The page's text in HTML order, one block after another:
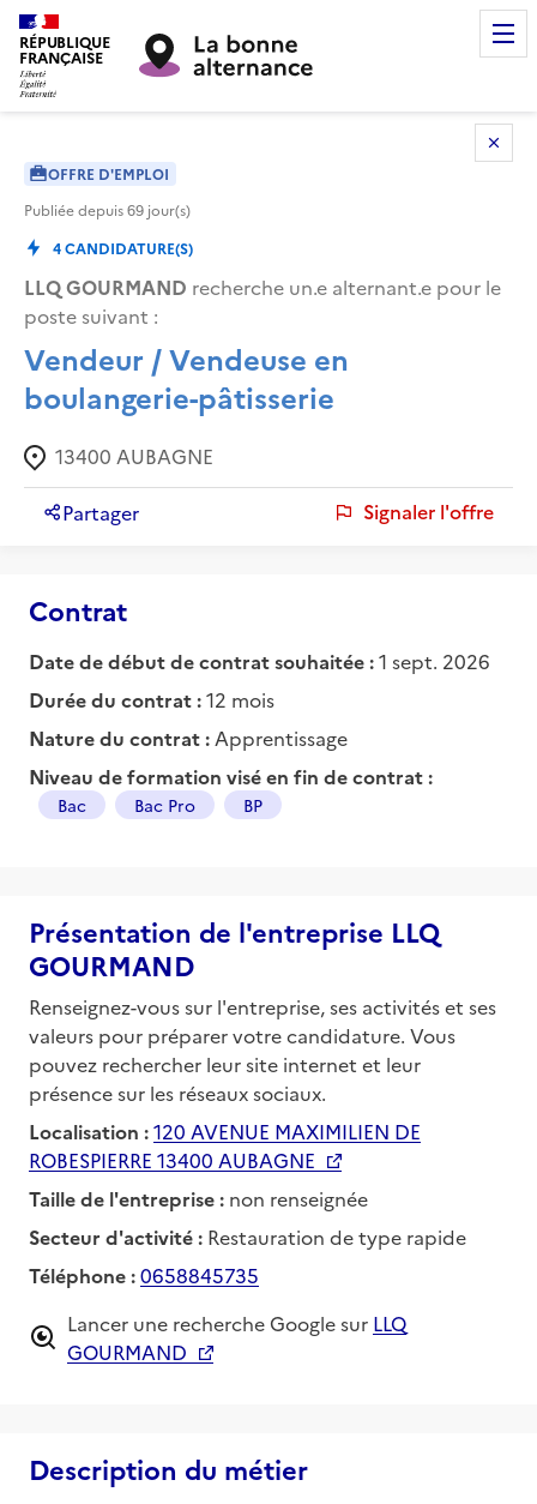
RÉPUBLIQUE
FRANÇAISE
OFFRE D'EMPLOI
Publiée depuis69 jour(s)
4CANDIDATURE(S)
LLQ GOURMAND recherche un.e alternant.e pour le
poste suivant :
Vendeur / Vendeuse en
boulangerie-pâtisserie
13400 AUBAGNE
Partager Signaler l'offre
Contrat
Date de début de contrat souhaitée :1 sept. 2026
Durée du contrat :12 mois
Nature du contrat : Apprentissage
Niveau de formation visé en fin de contrat :
Bac Bac Pro BP
Présentation de l'entreprise LLQ
GOURMAND
Renseignez-vous sur l'entreprise, ses activités et ses
valeurs pour préparer votre candidature. Vous
pouvez rechercher leur site internet et leur
présence sur les réseaux sociaux.
Localisation :120 AVENUE MAXIMILIEN DE
ROBESPIERRE 13400 AUBAGNE
Taille de l'entreprise : non renseignée
Secteur d'activité : Restauration de type rapide
Téléphone :0658845735
Lancer une recherche Google sur LLQ
GOURMAND
Description du métier